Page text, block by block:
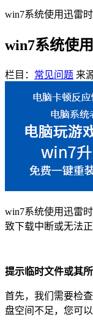
win7系统使用迅雷
win7系统使
栏目： 常见问题 来
win7系统使用迅雷
致下载中断或无法
提示临时文件或其
首先，我们需要检
盘空间不足，您可